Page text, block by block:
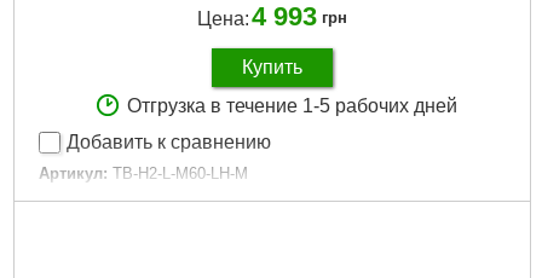
Цена:4 993 грн
Купить
Отгрузка в течение 1-5 рабочих дней
Добавить к сравнению
Артикул: TB-H2-L-M60-LH-M
Код товара: 30.73.66